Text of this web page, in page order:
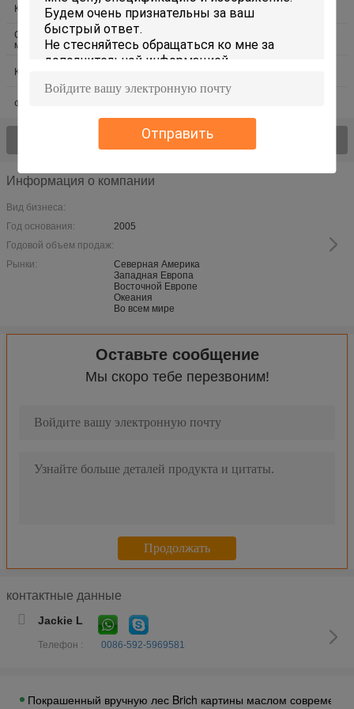
Отправить
Картина маслом Парижа
живописи масла
Среднеземноморская картина
маслом
Гога
Картина маслом людей
Флористическая картина маслом
Осмотрите все > продуктов;
Информация о компании
Вид бизнеса:
Год основания:
2005
Годовой объем продаж:
Рынки:
Северная Америка
Западная Европа
Восточной Европе
Океания
Во всем мире
Оставьте сообщение
Мы скоро тебе перезвоним!
контактные данные
Jackie L
Телефон : 0086-592-5969581
Портреты картины маслом холста изготовленные на заказ
Handmade картина маслом современного искусства/
Абстрактное оранжевое оформление стены картины холста
Картина современного искусства декоративной картины
Покрашенная вручную испанская картина маслом/женское
Искусство стены игры попа казино холста картины маслом
Оформление комнаты саксофона холста изготовленного на
Покрашенный вручную лес Brich картины маслом